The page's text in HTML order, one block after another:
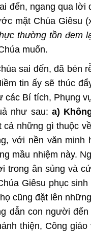
đến, ngang qua lời
mặt Chúa Giêsu
thường tồn đem
muốn.
sai đến, đã bén
tin ấy sẽ thúc
các Bí tích, Phụng
như sau: a)
cả những gì thuộc
với nền văn
mầu nhiệm này.
trong ân sủng và
Giêsu phục
cũng đặt lên
dẫn con người
thiện, Công